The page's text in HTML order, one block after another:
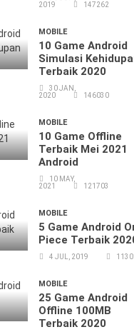
2019
147262
MOBILE
10 Game Android
Simulasi
Terbaik 2020
30 JAN,
2020
146030
MOBILE
10 Game Offline
Terbaik Mei 2021
Android
10 MAY,
2021
121703
MOBILE
5 Game Android
Piece Terbaik
4 JUL, 2019
MOBILE
25 Game Android
Offline 100MB
Terbaik 2020